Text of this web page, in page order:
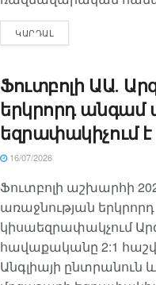
ԿԱՐԴԱԼ
Ֆուտբոլի ԱԱ․
երկրորդ անգամ
եզրափակիչում է
16/07/2026
Ֆուտբոլի աշխարհի
առաջնության երկրորդ
կիսաեզրափակչում
հավաքականը 2:1
Անգլիայի ընտրանուն